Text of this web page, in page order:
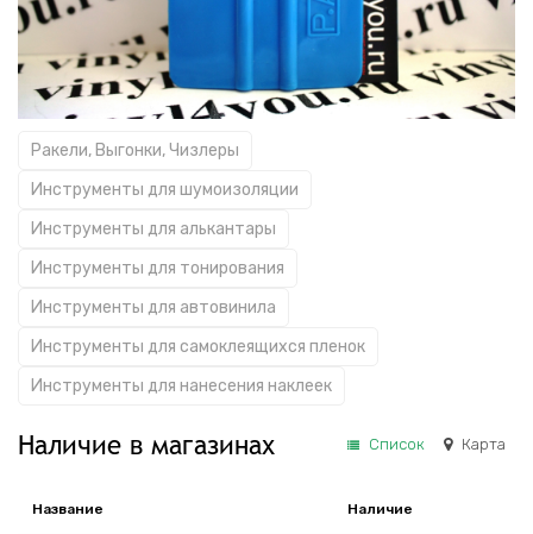
Ракели, Выгонки, Чизлеры
Инструменты для шумоизоляции
Инструменты для алькантары
Инструменты для тонирования
Инструменты для автовинила
Инструменты для самоклеящихся пленок
Инструменты для нанесения наклеек
Наличие в магазинах Список Карта
Название Наличие